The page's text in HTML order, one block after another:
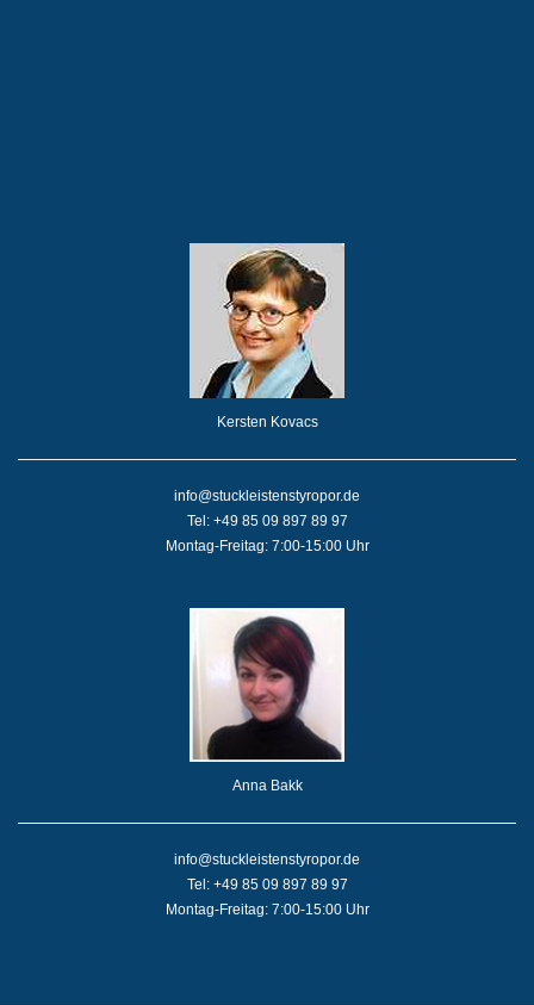
Kersten Kovacs
info@stuckleistenstyropor.de
Tel: +49 85 09 897 89 97
Montag-Freitag: 7:00-15:00 Uhr
Anna Bakk
info@stuckleistenstyropor.de
Tel: +49 85 09 897 89 97
Montag-Freitag: 7:00-15:00 Uhr